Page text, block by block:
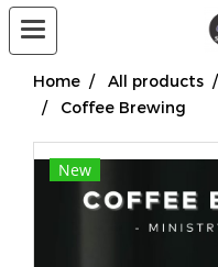
Home All products
Coffee Brewing
New